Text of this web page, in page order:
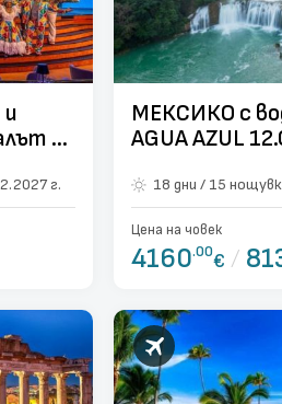
в
г.
МЕКСИКО с
AGUA AZUL
18 дни / 15
Цена на човек
4160.00€ /